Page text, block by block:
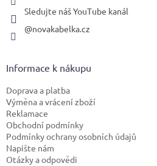
Sledujte náš YouTube kanál
@novakabelka.cz
Informace k nákupu
Doprava a platba
Výměna a vrácení zboží
Reklamace
Obchodní podmínky
Podmínky ochrany osobních údajů
Napište nám
Otázky a odpovědi